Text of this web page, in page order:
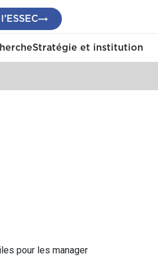
Stratégie et institution
pour les manager